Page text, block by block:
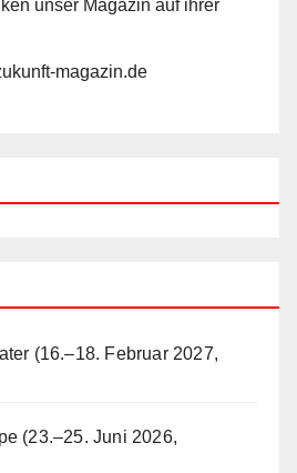
unser Magazin auf ihrer
magazin.de
(16.–18. Februar 2027,
(23.–25. Juni 2026,